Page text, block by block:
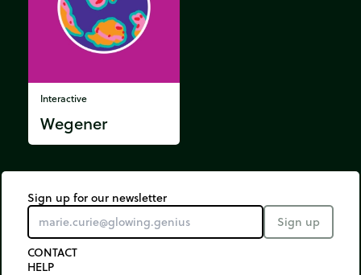
Interactive
Wegener
Sign up for our newsletter
Sign up
CONTACT
HELP